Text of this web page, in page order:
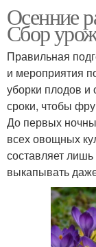
Осенние
Сбор
Правильная
и мероприятия
уборки плодов
сроки, чтобы
До первых
всех овощных
составляет
выкапывать